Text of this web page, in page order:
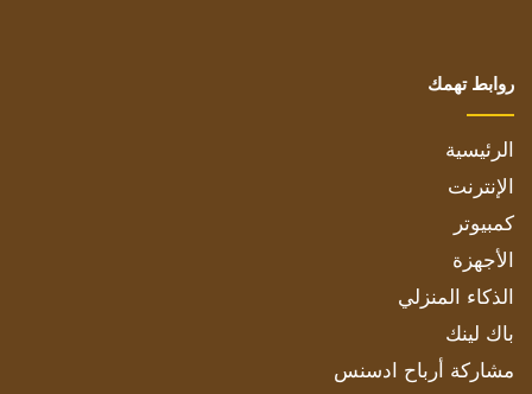
روابط تهمك
الرئيسية
الإنترنت
كمبيوتر
الأجهزة
الذكاء المنزلي
باك لينك
مشاركة أرباح ادسنس